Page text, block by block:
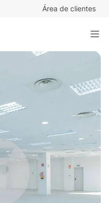
Área de clientes
de Manoteras.